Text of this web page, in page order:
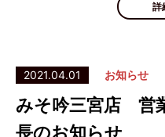
詳
2021.04.01 お知らせ
みそ吟三宮店 営
長のお知らせ